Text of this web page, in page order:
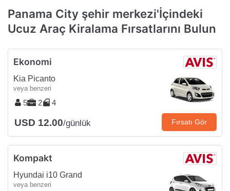
Panama City şehir merkezi'İçindeki
Ucuz Araç Kiralama Fırsatlarını Bulun
Ekonomi
Kia Picanto
veya benzeri
5 2 4
USD 12.00/günlük Fırsatı Gör
Kompakt
Hyundai i10 Grand
veya benzeri